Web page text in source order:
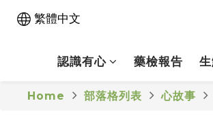
繁體中文
認識有心 藥檢報告
Home 部落格列表 心故事